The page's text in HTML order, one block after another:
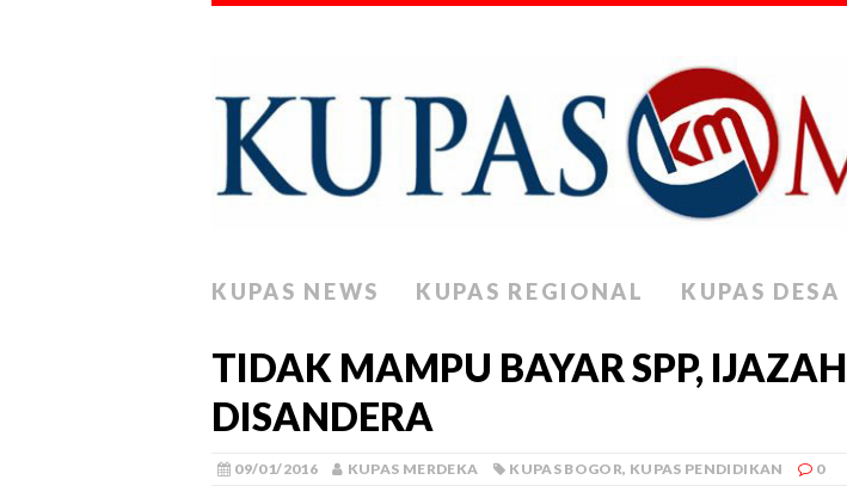
KUPAS NEWS KUPAS REGIONAL KUPAS DESA
TIDAK MAMPU BAYAR SPP, IJAZAH
DISANDERA
09/01/2016 KUPAS MERDEKA KUPAS BOGOR, KUPAS PENDIDIKAN 0